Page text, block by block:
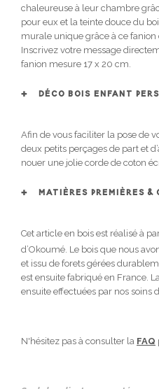
chaleureuse à leur chambre
pour eux et la teinte douce du
murale unique grâce à ce fanion
Inscrivez votre message
fanion mesure 17 x 20 cm.
DÉCO BOIS ENFANT
Afin de vous faciliter la pose de
deux petits perçages de part et
nouer une jolie corde de coton
MATIÈRES PREMIÈRES &
Cet article en bois est réalisé à
d’Okoumé. Le bois que nous
et issu de forets gérées
est ensuite fabriqué en France.
ensuite effectuées par nos soins
N'hésitez pas à consulter la FAQ